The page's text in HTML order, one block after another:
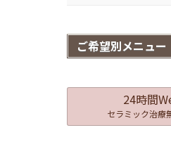
ご希望別メニュー
24時間
セラミック治療